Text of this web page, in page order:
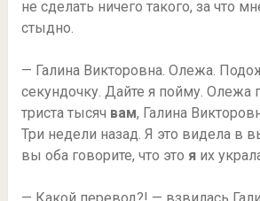
не сделать ничего такого, за что
стыдно.
— Галина Викторовна. Олежа.
секундочку. Дайте я пойму. Олежа
триста тысяч вам, Галина
Три недели назад. Я это видела в
вы оба говорите, что это яих